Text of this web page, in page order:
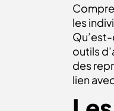
les
outils
des
lien